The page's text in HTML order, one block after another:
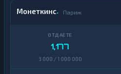
Монеткинс Париж
1,177
3 000 / 1 000 000